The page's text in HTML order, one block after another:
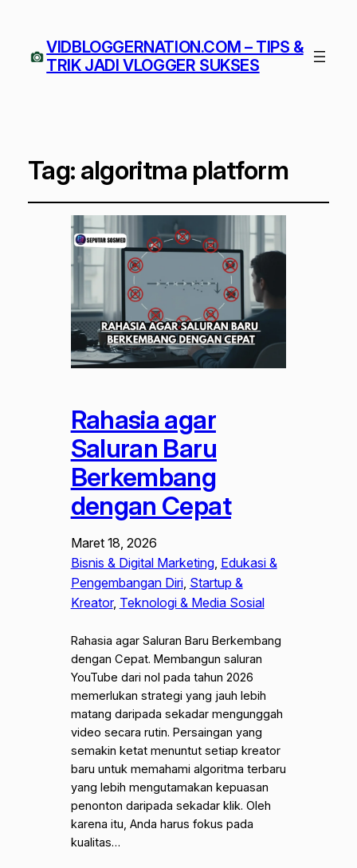
VIDBLOGGERNATION.COM – TIPS &
TRIK JADI VLOGGER SUKSES
Tag: algoritma platform
Rahasia agar
Saluran Baru
Berkembang
dengan Cepat
Maret 18, 2026
Bisnis & Digital Marketing, Edukasi &
Pengembangan Diri, Startup &
Kreator, Teknologi & Media Sosial
Rahasia agar Saluran Baru Berkembang
dengan Cepat. Membangun saluran
YouTube dari nol pada tahun 2026
memerlukan strategi yang jauh lebih
matang daripada sekadar mengunggah
video secara rutin. Persaingan yang
semakin ketat menuntut setiap kreator
baru untuk memahami algoritma terbaru
yang lebih mengutamakan kepuasan
penonton daripada sekadar klik. Oleh
karena itu, Anda harus fokus pada
kualitas…